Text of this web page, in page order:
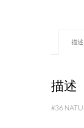
描述
描述
#36